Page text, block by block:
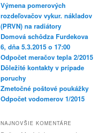
Výmena pomerových
rozdeľovačov vykur. nákladov
(PRVN) na radiátory
Domová schôdza Furdekova
6, dňa 5.3.2015 o 17:00
Odpočet meračov tepla 2/2015
Dôležité kontakty v prípade
poruchy
Zmetočné poštové poukážky
Odpočet vodomerov 1/2015
NAJNOVŠIE KOMENTÁRE